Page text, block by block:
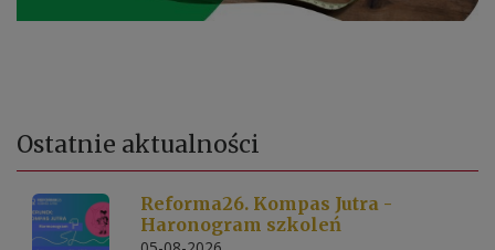
Ostatnie aktualności
Reforma26. Kompas Jutra -
Haronogram szkoleń